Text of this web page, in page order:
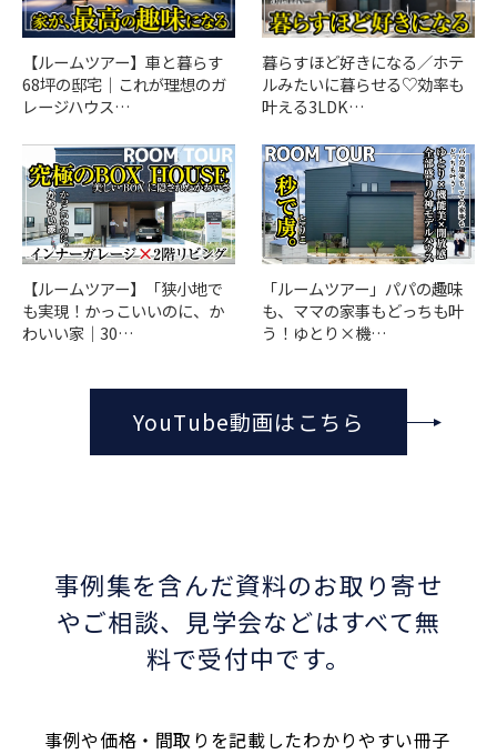
【ルームツアー】車と暮らす
68坪の邸宅｜これが理想のガ
レージハウス…
暮らすほど好きになる／ホテ
ルみたいに暮らせる♡効率も
叶える3LDK…
【ルームツアー】「狭小地で
も実現！かっこいいのに、か
わいい家｜30…
「ルームツアー」パパの趣味
も、ママの家事もどっちも叶
う！ゆとり×機…
YouTube動画はこちら
事例集を含んだ資料のお取り寄せ
やご相談、
見学会などはすべて無
料で受付中です。
事例や価格・間取りを記載したわかりやすい冊子